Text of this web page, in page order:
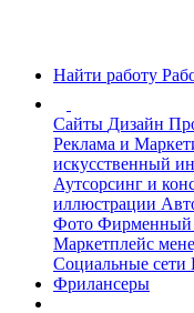
Найти работу
Сайты Дизайн
Реклама и
искусственный
Аутсорсинг и
иллюстрации
Фото Фирменный
Маркетплейс
Социальные сети
Фрилансеры